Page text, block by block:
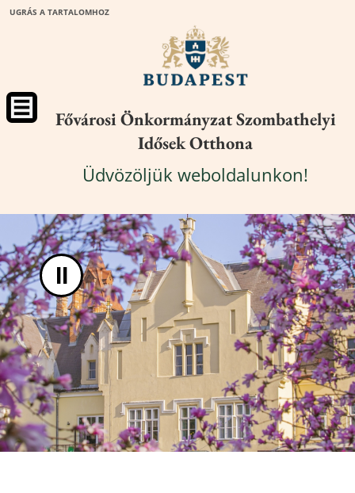
UGRÁS A TARTALOMHOZ
Fővárosi Önkormányzat Szombathelyi
Idősek Otthona
Üdvözöljük weboldalunkon!
II